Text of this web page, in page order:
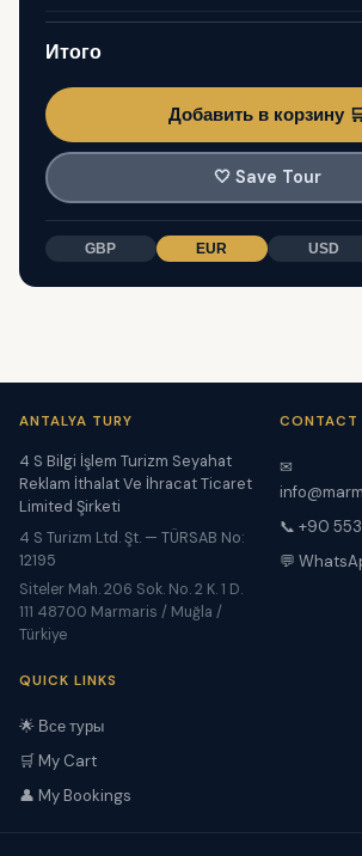
Итого
Добавить в корзину
🤍 Save Tour
GBP EUR USD
ANTALYA TURY
4 S Bilgi İşlem Turizm Seyahat
Reklam İthalat Ve İhracat Ticaret
Limited Şirketi
4 S Turizm Ltd. Şt. — TÜRSAB No:
12195
Siteler Mah. 206 Sok. No. 2 K. 1 D.
111 48700 Marmaris / Muğla /
Türkiye
CONTACT
✉
📞 +90
💬
QUICK LINKS
🌟 Все туры
🛒 My Cart
👤 My Bookings